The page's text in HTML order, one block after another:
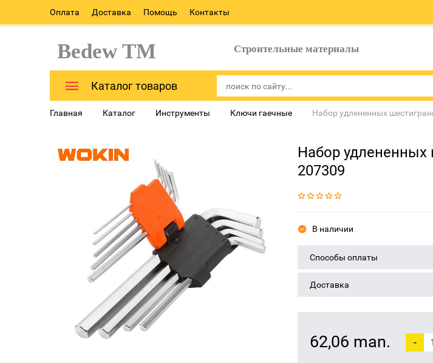
Оплата Доставка Помощь Контакты
Bedew TM Строительные материалы
Каталог товаров
Главная Каталог Инструменты Ключи гаечные Набор удлененных
Набор
207309
В наличии
Способы оплаты
Доставка
62,06 man. -